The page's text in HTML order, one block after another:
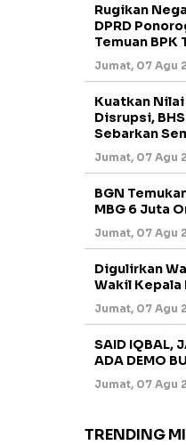
Rugikan
DPRD
Temuan BPK
Jumat, 07 Agu
Kuatkan Nilai
Disrupsi,
Sebarkan
Jumat, 07 Agu
BGN
MBG 6 Juta
Jumat, 07 Agu
Digulirkan
Wakil Kepala
Jumat, 07 Agu
SAID IQBAL,
ADA DEMO
Jumat, 07 Agu
TRENDING